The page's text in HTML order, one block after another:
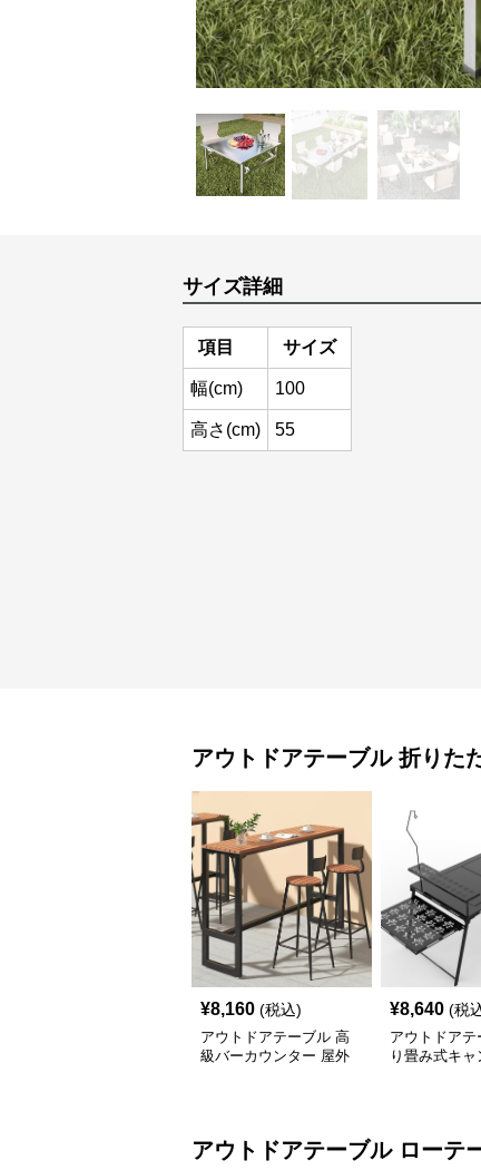
サイズ詳細
項目 サイズ
幅(cm) 100
高さ(cm) 55
アウトドアテーブル 折りた
¥8,160 (税込)
アウトドアテーブル 高
級バーカウンター 屋外
¥8,640 (税
アウトドア
り畳み式キャ
アウトドアテーブル ローテ